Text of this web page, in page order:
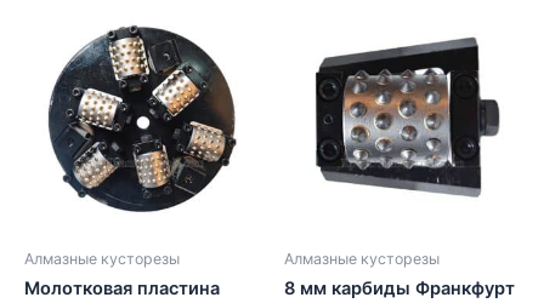
Алмазные кусторезы
Молотковая пластина
Алмазные кусторезы
8 мм карбиды Франкфурт